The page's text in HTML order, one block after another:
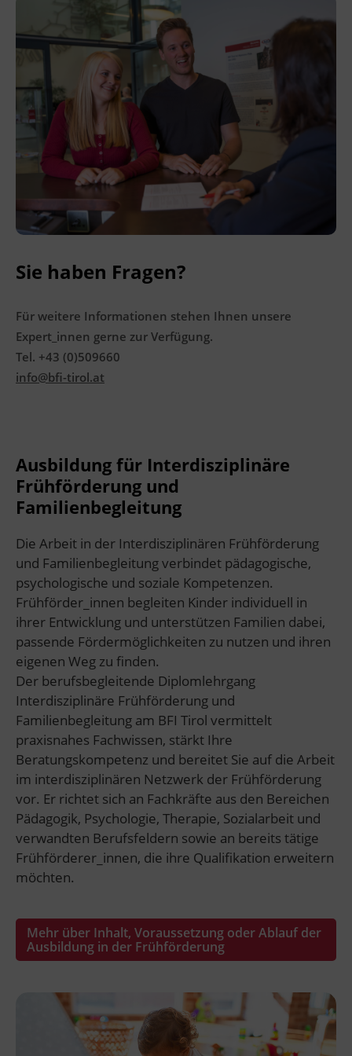
Ingenieurzertifizierung
Sie haben Fragen?
Für weitere Informationen stehen Ihnen unsere
Expert_innen gerne zur Verfügung.
Tel. +43 (0)509660
info@bfi-tirol.at
Ausbildung für Interdisziplinäre
Frühförderung und
Familienbegleitung
Die Arbeit in der Interdisziplinären Frühförderung
und Familienbegleitung verbindet pädagogische,
psychologische und soziale Kompetenzen.
Frühförder_innen begleiten Kinder individuell in
ihrer Entwicklung und unterstützen Familien dabei,
passende Fördermöglichkeiten zu nutzen und ihren
eigenen Weg zu finden.
Der berufsbegleitende Diplomlehrgang
Interdisziplinäre Frühförderung und
Familienbegleitung am BFI Tirol vermittelt
praxisnahes Fachwissen, stärkt Ihre
Beratungskompetenz und bereitet Sie auf die Arbeit
im interdisziplinären Netzwerk der Frühförderung
vor. Er richtet sich an Fachkräfte aus den Bereichen
Pädagogik, Psychologie, Therapie, Sozialarbeit und
verwandten Berufsfeldern sowie an bereits tätige
Frühförderer_innen, die ihre Qualifikation erweitern
möchten.
Mehr über Inhalt, Voraussetzung oder Ablauf der
Ausbildung in der Frühförderung